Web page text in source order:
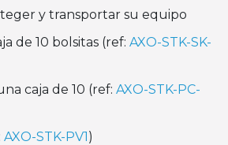
y transportar su equipo
de 10 bolsitas (ref: AXO-STK-SK-
caja de 10 (ref: AXO-STK-PC-
AXO-STK-PV1)